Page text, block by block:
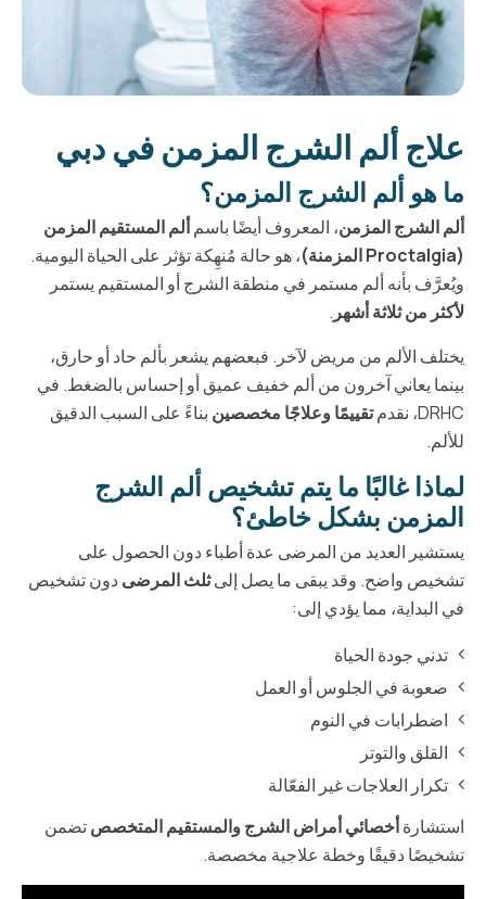
علاج ألم الشرج المزمن في دبي
ما هو ألم الشرج المزمن؟
ألم الشرج المزمن، المعروف أيضًا باسمألم المستقيم المزمن
(Proctalgia المزمنة)
، هو حالة مُنهِكة تؤثر على الحياة اليومية.
ويُعرَّف بأنه ألم مستمر في منطقة الشرج أو المستقيم يستمر
لأكثر من ثلاثة أشهر .
يختلف الألم من مريض لآخر. فبعضهم يشعر بألم حاد أو حارق،
بينما يعاني آخرون من ألم خفيف عميق أو إحساس بالضغط. في
DRHC، نقدم
تقييمًا وعلاجًا مخصصين بناءً على السبب الدقيق
للألم.
لماذا غالبًا ما يتم تشخيص ألم الشرج
المزمن بشكل خاطئ؟
يستشير العديد من المرضى عدة أطباء دون الحصول على
تشخيص واضح. وقد يبقى ما يصل إلىثلث المرضىدون تشخيص
في البداية، مما يؤدي إلى:
تدني جودة الحياة
صعوبة في الجلوس أو العمل
اضطرابات في النوم
القلق والتوتر
تكرار العلاجات غير الفعّالة
استشارةأخصائي أمراض الشرج والمستقيم المتخصصتضمن
تشخيصًا دقيقًا وخطة علاجية مخصصة.